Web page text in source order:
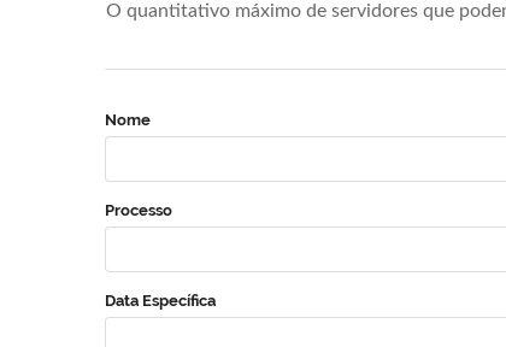
O quantitativo máximo de servidores que
Nome
Processo
Data Específica